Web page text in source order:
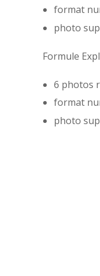
format
photo
Formule
6 photos
format
photo